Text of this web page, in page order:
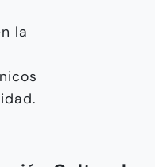
la